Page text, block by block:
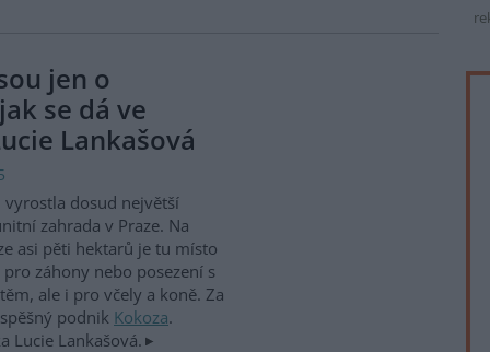
jen o
se dá ve
Lankašová
vyrostla dosud největší
zahrada v Praze. Na
asi pěti hektarů je tu místo
pro záhony nebo posezení s
ale i pro včely a koně. Za
podnik Kokoza.
Lucie Lankašová.